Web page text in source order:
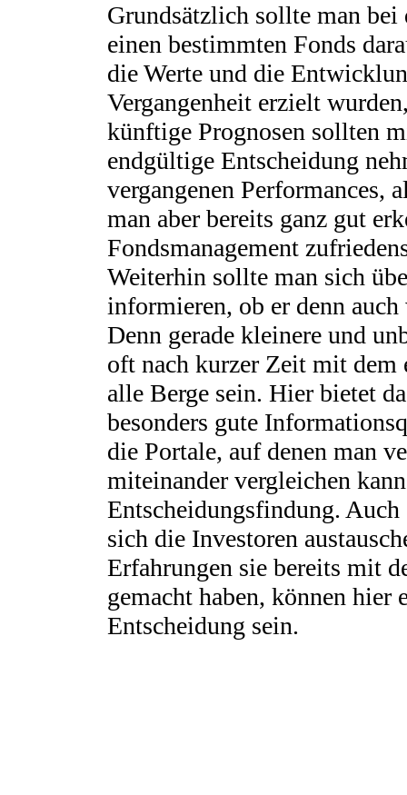
Grundsätzlich sollte man
einen bestimmten Fonds
die Werte und die
Vergangenheit erzielt
künftige Prognosen sollten
endgültige Entscheidung
vergangenen Performances,
man aber bereits ganz gut
Fondsmanagement
Weiterhin sollte man sich
informieren, ob er denn
Denn gerade kleinere und
oft nach kurzer Zeit mit dem
alle Berge sein. Hier bietet
besonders gute
die Portale, auf denen man
miteinander vergleichen
Entscheidungsfindung.
sich die Investoren
Erfahrungen sie bereits mit
gemacht haben, können
Entscheidung sein.